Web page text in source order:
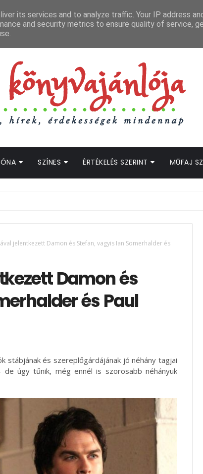
SZÍNES ÉRTÉKELÉS SZERINT MŰFAJ
jelentkezett Damon és Stefan, vagyis Ian Somerhalder és
Damon és
és Paul
stábjának és szereplőgárdájának jó néhány tagjai
úgy tűnik, még ennél is szorosabb néhányuk
its services and to analyze traffic. Your IP address
and security metrics to ensure quality of service,